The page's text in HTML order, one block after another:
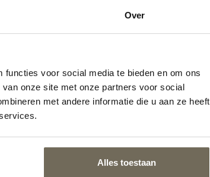
Over
voor social media te bieden en om ons
onze site met onze partners voor social
met andere informatie die u aan ze heeft
Alles toestaan
Splinter
Harvink Fraai